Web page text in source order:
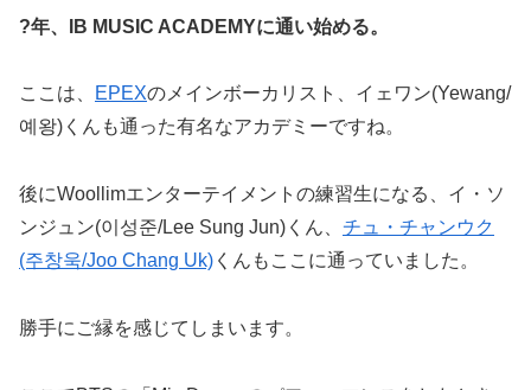
?年、IB MUSIC ACADEMYに通い始める。
ここは、 EPEXのメインボーカリスト、イェワン(Yewang/
예왕)くんも通った有名なアカデミーですね。
後にWoollimエンターテイメントの練習生になる、イ・ソ
ンジュン(이성준/Lee Sung Jun)くん、 チュ・チャンウク
(주창욱/Joo Chang Uk) くんもここに通っていました。
勝手にご縁を感じてしまいます。